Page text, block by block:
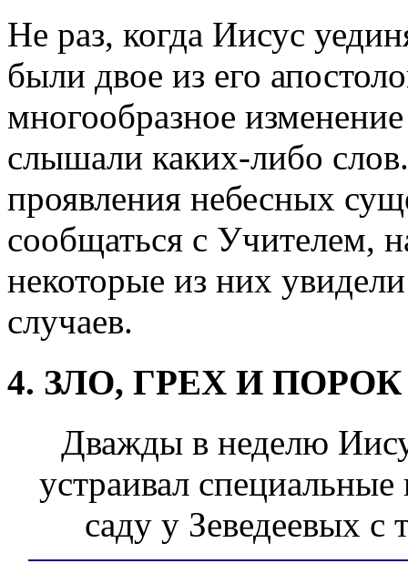
Не раз, когда Иисус
были двое из его
многообразное
слышали каких-либо
проявления небесных
сообщаться с Учителем,
некоторые из них
случаев.
4. ЗЛО, ГРЕХ И ПОРОК
Дважды в неделю
устраивал
саду у Зеведеевых с